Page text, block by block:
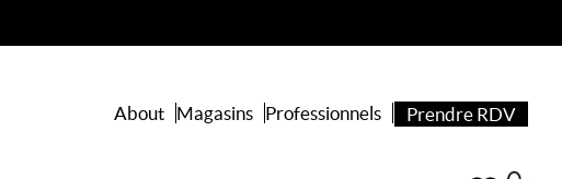
About Magasins Professionnels Prendre RDV